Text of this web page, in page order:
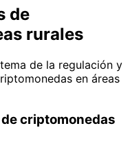
de
rurales
de la regulación y
en áreas
criptomonedas